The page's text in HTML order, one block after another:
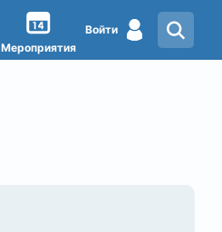
Войти
Мероприятия